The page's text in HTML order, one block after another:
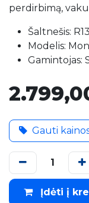
perdirbimą,
Šaltnešis:
Modelis:
Gamintojas:
Gauti
Įdėti į